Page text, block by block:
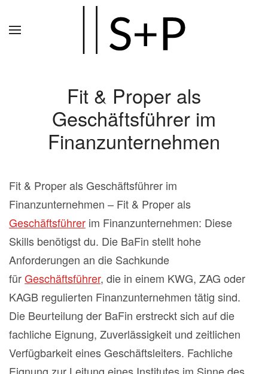
Fit & Proper als
Geschäftsführer im
Finanzunternehmen
Fit & Proper als Geschäftsführer im
Finanzunternehmen – Fit & Proper als
Geschäftsführer im Finanzunternehmen: Diese
Skills benötigst du. Die BaFin stellt hohe
Anforderungen an die Sachkunde
fürGeschäftsführer, die in einem KWG, ZAG oder
KAGB regulierten Finanzunternehmen tätig sind.
Die Beurteilung der BaFin erstreckt sich auf die
fachliche Eignung, Zuverlässigkeit und zeitlichen
Verfügbarkeit eines Geschäftsleiters. Fachliche